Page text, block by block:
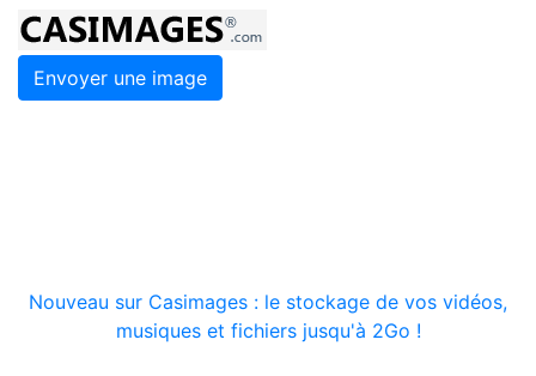
Envoyer une image
Nouveau sur Casimages : le stockage de vos vidéos,
musiques et fichiers jusqu'à 2Go !